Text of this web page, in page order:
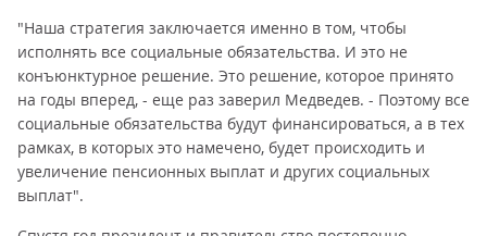
"Наша стратегия заключается именно в том, чтобы
исполнять все социальные обязательства. И это не
конъюнктурное решение. Это решение, которое принято
на годы вперед, - еще раз заверил Медведев. - Поэтому все
социальные обязательства будут финансироваться, а в тех
рамках, в которых это намечено, будет происходить и
увеличение пенсионных выплат и других социальных
выплат".